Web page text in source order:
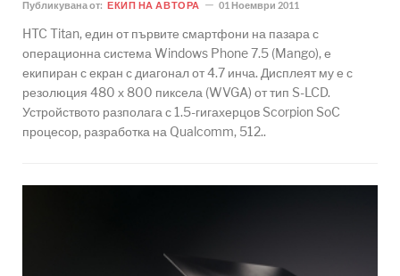
Публикувана от: ЕКИП НА АВТОРА 01 Ноември 2011
HTC Titan, един от първите смартфони на пазара с
операционна система Windows Phone 7.5 (Mango), е
екипиран с екран с диагонал от 4.7 инча. Дисплеят му е с
резолюция 480 х 800 пиксела (WVGA) от тип S-LCD.
Устройството разполага с 1.5-гигахерцов Scorpion SoC
процесор, разработка на Qualcomm, 512..